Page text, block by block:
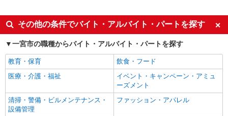
（株）ウィルオブ・ワークCW 名古屋支店/ms230101
病院内の補助staff
時給1400円 ◆前払い・日払い・週払いOK
愛知県一宮市一宮駅周辺
キープ 詳細を見る
派遣社員
株式会社kotrio /●NG-H-2093546
未経験歓迎
ミドル（40代～）活躍中
週2～3日勤務OK
深夜
交通費支給
社会保険あり
その他の条件でバイト・アルバイト・パートを探す
一宮市の職種からバイト・アルバイト・パートを探す
教育・保育
飲食・フード
医療・介護・福祉
イベント・キャンペーン・アミュ
ーズメント
清掃・警備・ビルメンテナンス・
設備管理
ファッション・アパレル